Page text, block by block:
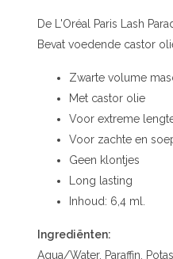
De L'Oréal Paris Lash
Bevat voedende castor
Zwarte volume
Met castor olie
Voor extreme
Voor zachte en
Geen klontjes
Long lasting
Inhoud: 6,4 ml.
Ingrediënten:
Aqua/Water, Paraffin,